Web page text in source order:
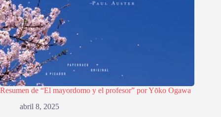
Resumen de “El mayordomo y el profesor” por Yōko Ogawa
abril 8, 2025